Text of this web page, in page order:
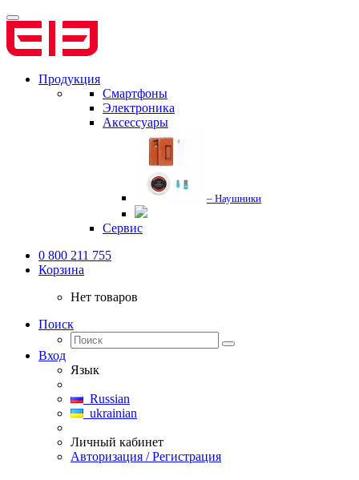
Продукция
Смартфоны
Электроника
Аксессуары
– Наушники
Сервис
0 800 211 755
Корзина
Нет товаров
Поиск
Вход
Язык
Russian
ukrainian
Личный кабинет
Авторизация / Регистрация